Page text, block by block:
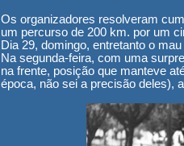
Os organizadores resolveram
um percurso de 200 km. por um
Dia 29, domingo, entretanto o
Na segunda-feira, com uma
na frente, posição que manteve
época, não sei a precisão deles),